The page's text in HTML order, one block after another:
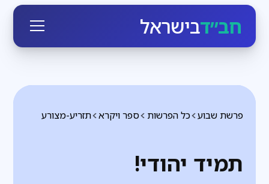
חב״דבישראל
תזריע-מצורע ספר ויקרא כל הפרשות פרשת שבוע
תמיד יהודי!